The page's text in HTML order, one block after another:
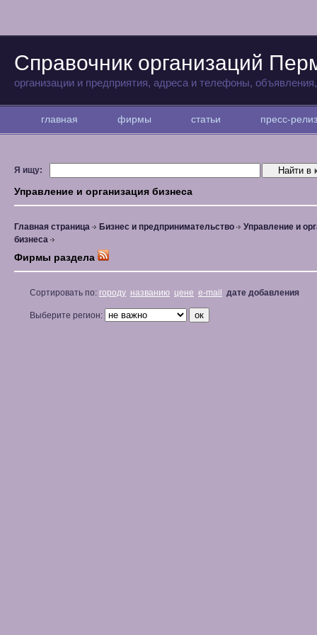
Справочник организаций
организации и предприятия, адреса и телефоны,
главная фирмы статьи пресс-
Я ищу:
Управление и организация бизнеса
Главная страница Бизнес и предпринимательство
Управление и
бизнеса
Фирмы раздела
Сортировать по: городу названию цене e-mail дате добавления
Выберите регион: